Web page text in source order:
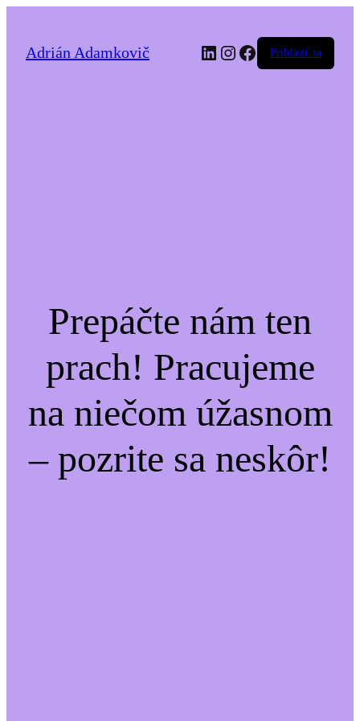
Adrián Adamkovič LinkedIn
Instagram
Facebook
Prihlásiť sa
Prepáčte nám ten
prach! Pracujeme
na niečom úžasnom
– pozrite sa neskôr!